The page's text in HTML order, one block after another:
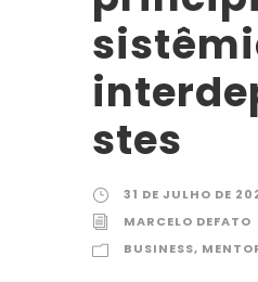
stes
31 DE JULHO DE
MARCELO DEFATO
BUSINESS,